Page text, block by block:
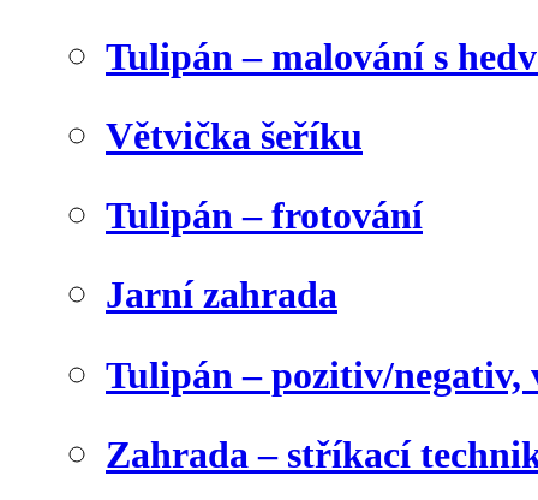
Tulipán – malování s
Větvička šeříku
Tulipán – frotování
Jarní zahrada
Tulipán – pozitiv/negativ,
Zahrada – stříkací